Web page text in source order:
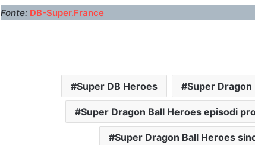
Fonte: DB-Super.France
Super DB Heroes Super Dragon
Super Dragon Ball Heroes episodi
Super Dragon Ball Heroes